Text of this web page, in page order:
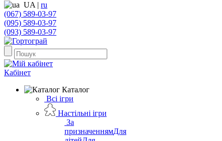
UA | ru
(067) 589-03-97
(095) 589-03-97
(093) 589-03-97
Кабінет
Каталог
Всі ігри
Настільні ігри
За
призначеннямДля